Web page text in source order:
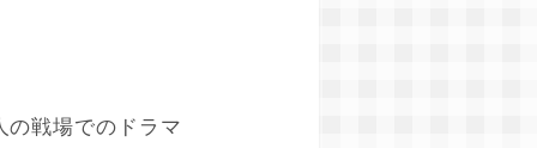
戦場でのドラマ